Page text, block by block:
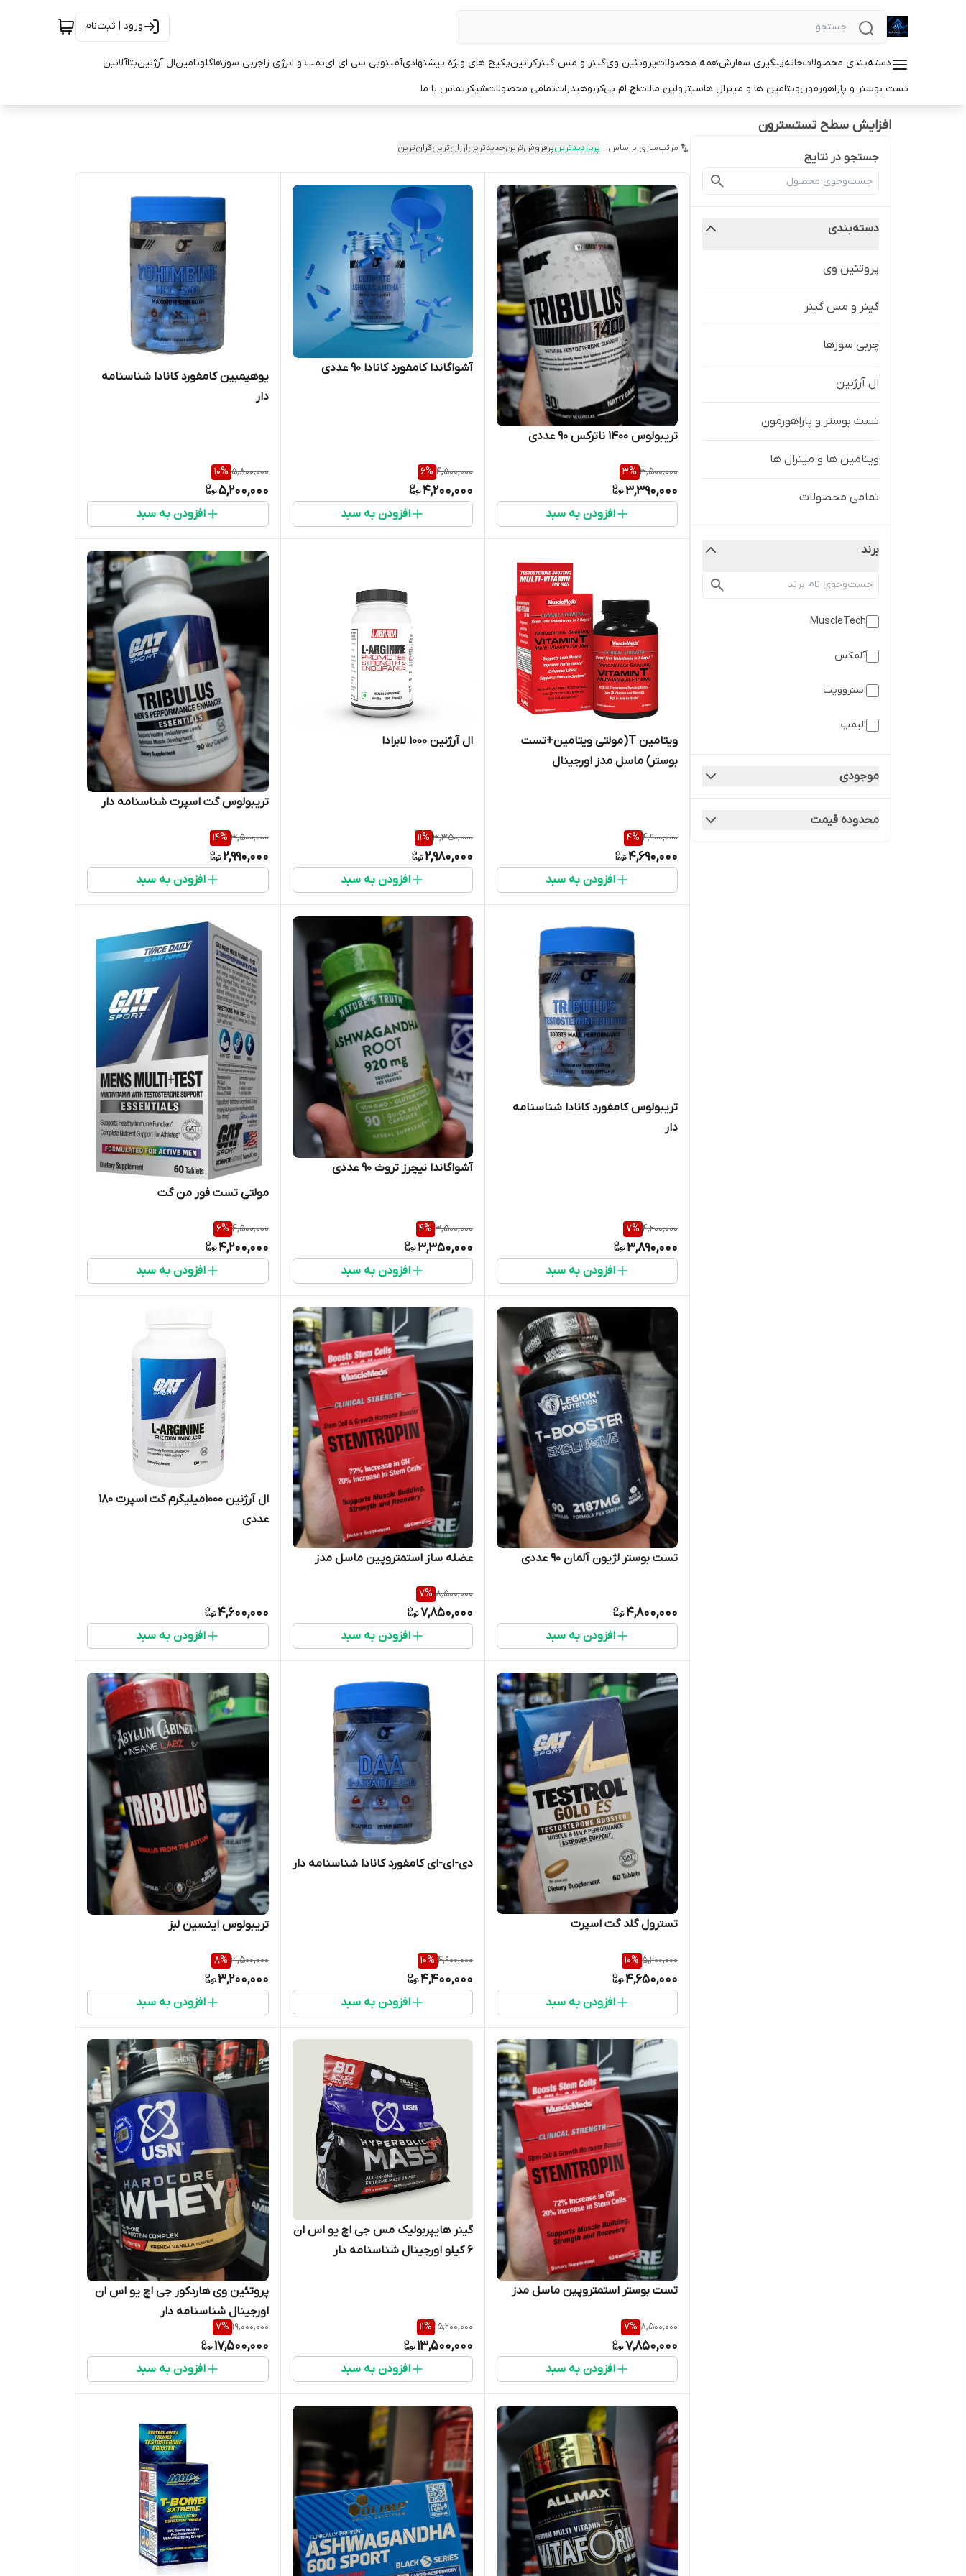
ورود | ثبت‌نام
دسته‌بندی محصولاتخانهپیگیری سفارشهمه محصولاتپروتئین ویگینر و مس گینرکراتینپکیج های ویژه پیشنهادیآمینوبی سی ای ایپمپ و انرژی زاچربی سوزهاگلوتامینال آرژنینبتاآلانین
تست بوستر و پاراهورمونویتامین ها و مینرال هاسیترولین مالاتاچ ام بیکربوهیدراتتمامی محصولاتشیکرتماس با ما
افزایش سطح تستسترون
جستجو در نتایج
دسته‌بندی
پروتئین وی
گینر و مس گینر
چربی سوزها
ال آرژنین
تست بوستر و پاراهورمون
ویتامین ها و مینرال ها
تمامی محصولات
برند
MuscleTech
آلمکس
استروویت
الیمپ
دنیس جیمز
موجودی
محدوده قیمت
مرتب‌سازی براساس: پربازدیدترینپرفروش‌ترینجدیدترینارزان‌ترینگران‌ترین
تریبولوس ۱۴۰۰ ناترکس ۹۰ عددی
3,500,000
3%
3,390,000
افزودن به سبد
آشواگاندا کامفورد کانادا ۹۰ عددی
4,500,000
6%
4,200,000
افزودن به سبد
یوهیمبین کامفورد کانادا شناسنامه
دار
5,800,000
10%
5,200,000
افزودن به سبد
ویتامین T(مولتی ویتامین+تست
بوستر) ماسل مدز اورجینال
4,900,000
4%
4,690,000
افزودن به سبد
ال آرژنین ۱۰۰۰ لابرادا
3,350,000
11%
2,980,000
افزودن به سبد
تریبولوس گت اسپرت شناسنامه دار
3,500,000
14%
2,990,000
افزودن به سبد
تریبولوس کامفورد کانادا شناسنامه
دار
4,200,000
7%
3,890,000
افزودن به سبد
آشواگاندا نیچرز تروث ۹۰ عددی
3,500,000
4%
3,350,000
افزودن به سبد
مولتی تست فور من گت
4,500,000
6%
4,200,000
افزودن به سبد
تست بوستر لژیون آلمان ۹۰ عددی
4,800,000
افزودن به سبد
عضله ساز استمتروپین ماسل مدز
8,500,000
7%
7,850,000
افزودن به سبد
ال آرژنین ۱۰۰۰میلیگرم گت اسپرت ۱۸۰
عددی
4,600,000
افزودن به سبد
تسترول گلد گت اسپرت
5,200,000
10%
4,650,000
افزودن به سبد
دی-ای-ای کامفورد کانادا شناسنامه دار
4,900,000
10%
4,400,000
افزودن به سبد
تریبولوس اینسین لبز
3,500,000
8%
3,200,000
افزودن به سبد
تست بوستر استمتروپین ماسل مدز
8,500,000
7%
7,850,000
افزودن به سبد
گینر هایپربولیک مس جی اچ یو اس ان
۶ کیلو اورجینال شناسنامه دار
15,200,000
11%
13,500,000
افزودن به سبد
پروتئین وی هاردکور جی اچ یو اس ان
اورجینال شناسنامه دار
19,000,000
7%
17,500,000
افزودن به سبد